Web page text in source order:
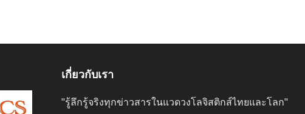
เกี่ยวกับเรา
"รู้ลึกรู้จริงทุกข่าวสารในแวดวงโลจิสติกส์ไทยและโลก"